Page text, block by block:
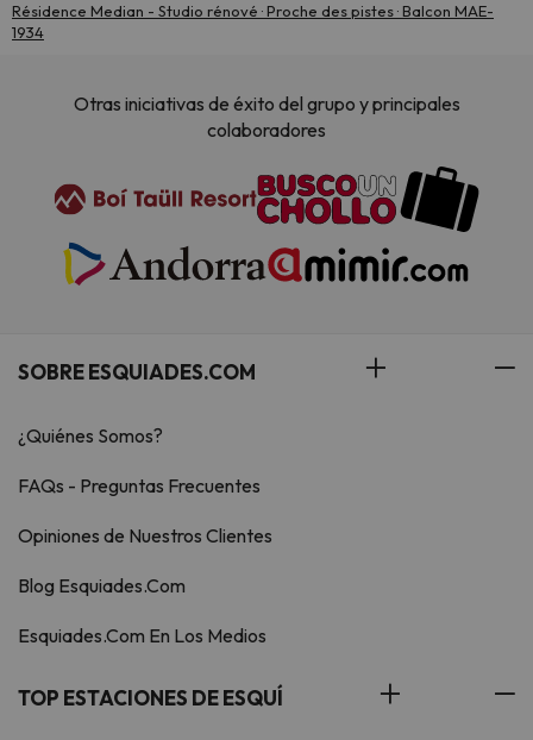
Résidence Median - Studio rénové · Proche des pistes · Balcon MAE-
1934
Otras iniciativas de éxito del grupo y principales
colaboradores
SOBRE ESQUIADES.COM
¿Quiénes Somos?
FAQs - Preguntas Frecuentes
Opiniones de Nuestros Clientes
Blog Esquiades.Com
Esquiades.Com En Los Medios
TOP ESTACIONES DE ESQUÍ